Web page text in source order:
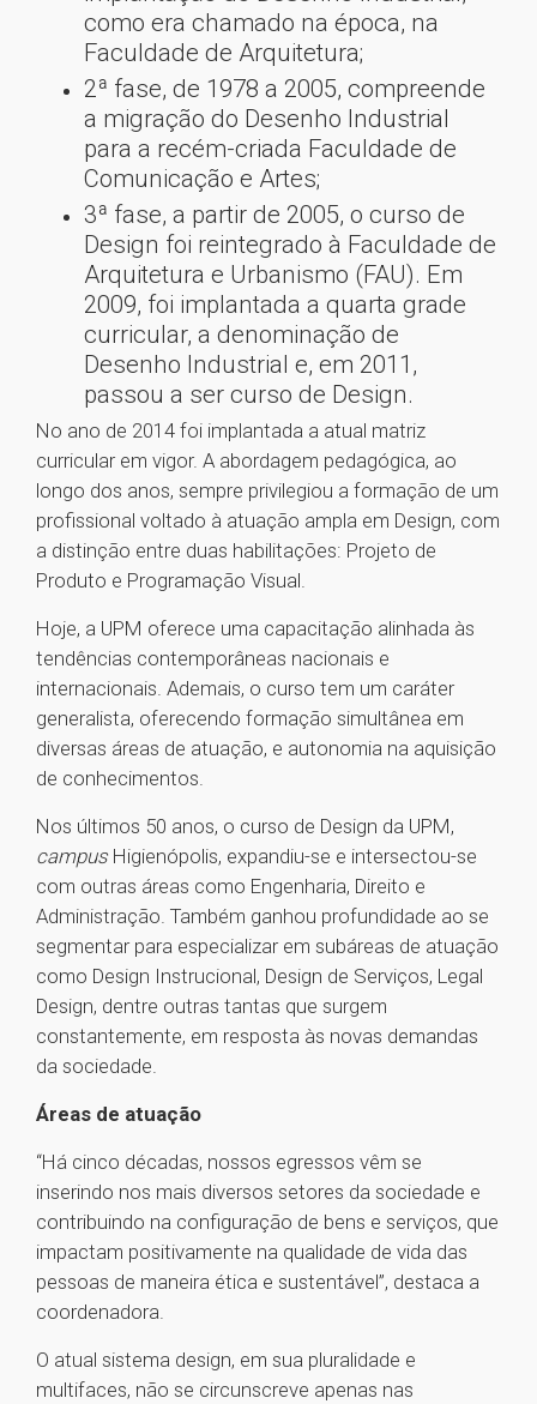
como era chamado na época, na
Faculdade de Arquitetura;
2ª fase, de 1978 a 2005, compreende
a migração do Desenho Industrial
para a recém-criada Faculdade de
Comunicação e Artes;
3ª fase, a partir de 2005, o curso de
Design foi reintegrado à Faculdade de
Arquitetura e Urbanismo (FAU). Em
2009, foi implantada a quarta grade
curricular, a denominação de
Desenho Industrial e, em 2011,
passou a ser curso de Design.
No ano de 2014 foi implantada a atual matriz
curricular em vigor. A abordagem pedagógica, ao
longo dos anos, sempre privilegiou a formação de um
profissional voltado à atuação ampla em Design, com
a distinção entre duas habilitações: Projeto de
Produto e Programação Visual.
Hoje, a UPM oferece uma capacitação alinhada às
tendências contemporâneas nacionais e
internacionais. Ademais, o curso tem um caráter
generalista, oferecendo formação simultânea em
diversas áreas de atuação, e autonomia na aquisição
de conhecimentos.
Nos últimos 50 anos, o curso de Design da UPM,
campus Higienópolis, expandiu-se e intersectou-se
com outras áreas como Engenharia, Direito e
Administração. Também ganhou profundidade ao se
segmentar para especializar em subáreas de atuação
como Design Instrucional, Design de Serviços, Legal
Design, dentre outras tantas que surgem
constantemente, em resposta às novas demandas
da sociedade.
Áreas de atuação
“Há cinco décadas, nossos egressos vêm se
inserindo nos mais diversos setores da sociedade e
contribuindo na configuração de bens e serviços, que
impactam positivamente na qualidade de vida das
pessoas de maneira ética e sustentável”, destaca a
coordenadora.
O atual sistema design, em sua pluralidade e
multifaces, não se circunscreve apenas nas